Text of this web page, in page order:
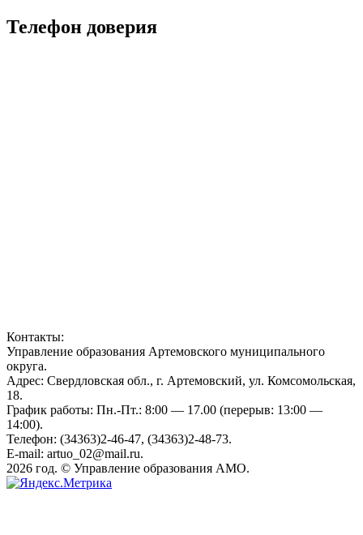
Телефон доверия
Контакты:
Управление образования Артемовского муниципального
округа.
Адрес: Свердловская обл., г. Артемовский, ул. Комсомольская,
18.
График работы: Пн.-Пт.: 8:00 — 17.00 (перерыв: 13:00 —
14:00).
Телефон: (34363)2-46-47, (34363)2-48-73.
E-mail: artuo_02@mail.ru.
2026 год. © Управление образования АМО.